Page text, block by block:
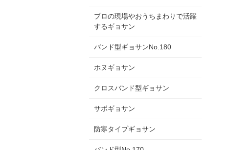
プロの現場やおうちまわりで活躍
するギョサン
バンド型ギョサンNo.180
ホヌギョサン
クロスバンド型ギョサン
サボギョサン
防寒タイプギョサン